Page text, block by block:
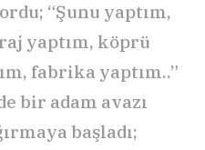
“Şunu yaptım,
yaptım, köprü
fabrika yaptım..”
bir adam avazı
başladı;